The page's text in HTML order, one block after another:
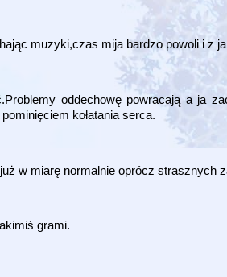
muzyki,czas mija bardzo powoli i z
oddechowę powracają a ja
kołatania serca.
w miarę normalnie oprócz strasznych
grami.